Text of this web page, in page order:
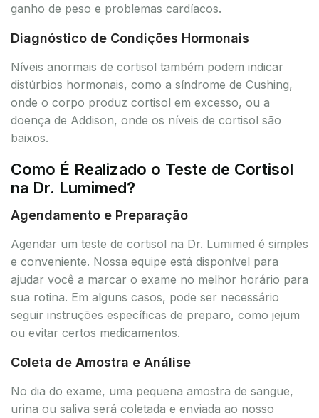
ganho de peso e problemas cardíacos.
Diagnóstico de Condições Hormonais
Níveis anormais de cortisol também podem indicar
distúrbios hormonais, como a síndrome de Cushing,
onde o corpo produz cortisol em excesso, ou a
doença de Addison, onde os níveis de cortisol são
baixos.
Como É Realizado o Teste de Cortisol
na Dr. Lumimed?
Agendamento e Preparação
Agendar um teste de cortisol na Dr. Lumimed é simples
e conveniente. Nossa equipe está disponível para
ajudar você a marcar o exame no melhor horário para
sua rotina. Em alguns casos, pode ser necessário
seguir instruções específicas de preparo, como jejum
ou evitar certos medicamentos.
Coleta de Amostra e Análise
No dia do exame, uma pequena amostra de sangue,
urina ou saliva será coletada e enviada ao nosso